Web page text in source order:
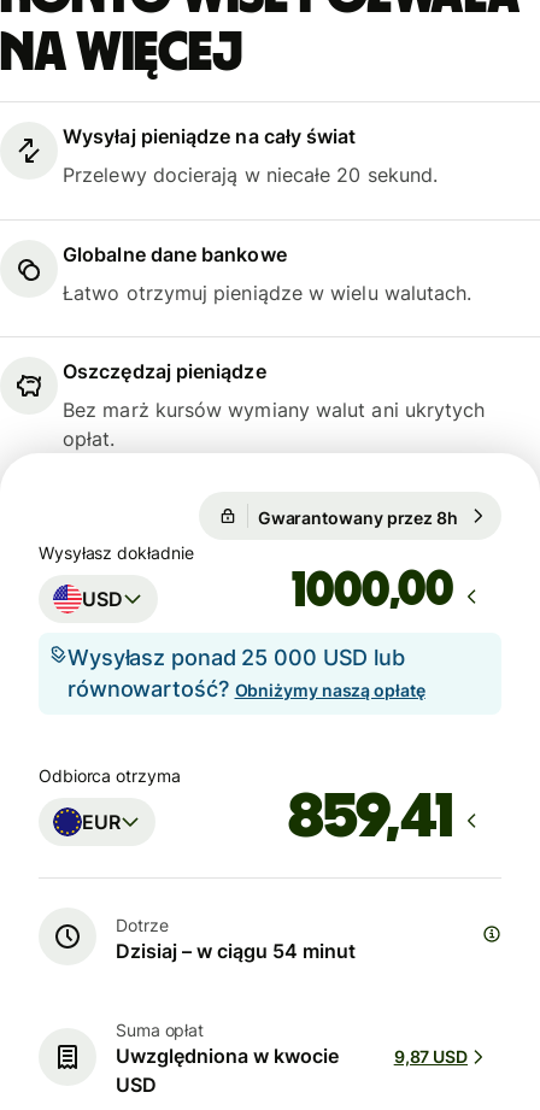
na więcej
Wysyłaj pieniądze na cały świat
Przelewy docierają w niecałe 20 sekund.
Globalne dane bankowe
Łatwo otrzymuj pieniądze w wielu walutach.
Oszczędzaj pieniądze
Bez marż kursów wymiany walut ani ukrytych
opłat.
Gwarantowany przez 8h
Wysyłasz dokładnie
USD ,00
Wysyłasz ponad 25 000 USD lub
równowartość? Obniżymy naszą opłatę
Odbiorca otrzyma
EUR
Dotrze
Dzisiaj – w ciągu 54 minut
Suma opłat
Uwzględniona w kwocie
USD
9,87 USD